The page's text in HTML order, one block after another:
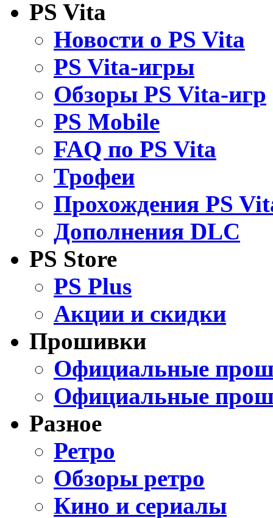
PS Vita
Новости о PS Vita
PS Vita-игры
Обзоры PS Vita-игр
PS Mobile
FAQ по PS Vita
Трофеи
Прохождения PS
Дополнения DLC
PS Store
PS Plus
Акции и скидки
Прошивки
Официальные
Официальные
Разное
Ретро
Обзоры ретро
Кино и сериалы